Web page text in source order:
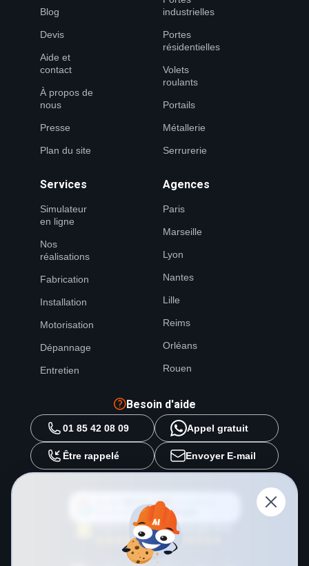
Blog
Devis
Aide et
contact
À propos de
nous
Presse
Plan du site
industrielles
Portes
résidentielles
Volets
roulants
Portails
Métallerie
Serrurerie
Services
Simulateur
en ligne
Nos
réalisations
Fabrication
Installation
Motorisation
Dépannage
Entretien
Agences
Paris
Marseille
Lyon
Nantes
Lille
Reims
Orléans
Rouen
Besoin d'aide
01 85 42 08 09 Appel gratuit
Être rappelé Envoyer E-mail
METAL 2000
source préférée surGoogle